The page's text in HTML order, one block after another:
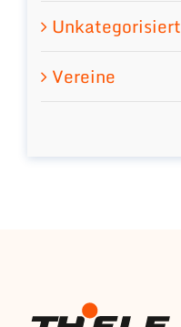
Unkategorisiert
Vereine